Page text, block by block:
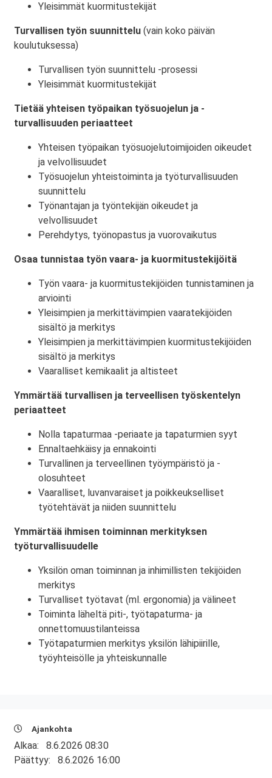
Yleisimmät kuormitustekijät
Turvallisen työn suunnittelu (vain koko päivän
koulutuksessa)
Turvallisen työn suunnittelu -prosessi
Yleisimmät kuormitustekijät
Tietää yhteisen työpaikan työsuojelun ja -
turvallisuuden periaatteet
Yhteisen työpaikan työsuojelutoimijoiden oikeudet
ja velvollisuudet
Työsuojelun yhteistoiminta ja työturvallisuuden
suunnittelu
Työnantajan ja työntekijän oikeudet ja
velvollisuudet
Perehdytys, työnopastus ja vuorovaikutus
Osaa tunnistaa työn vaara- ja kuormitustekijöitä
Työn vaara- ja kuormitustekijöiden tunnistaminen ja
arviointi
Yleisimpien ja merkittävimpien vaaratekijöiden
sisältö ja merkitys
Yleisimpien ja merkittävimpien kuormitustekijöiden
sisältö ja merkitys
Vaaralliset kemikaalit ja altisteet
Ymmärtää turvallisen ja terveellisen työskentelyn
periaatteet
Nolla tapaturmaa -periaate ja tapaturmien syyt
Ennaltaehkäisy ja ennakointi
Turvallinen ja terveellinen työympäristö ja -
olosuhteet
Vaaralliset, luvanvaraiset ja poikkeukselliset
työtehtävät ja niiden suunnittelu
Ymmärtää ihmisen toiminnan merkityksen
työturvallisuudelle
Yksilön oman toiminnan ja inhimillisten tekijöiden
merkitys
Turvalliset työtavat (ml. ergonomia) ja välineet
Toiminta läheltä piti-, työtapaturma- ja
onnettomuustilanteissa
Työtapaturmien merkitys yksilön lähipiirille,
työyhteisölle ja yhteiskunnalle
Ajankohta
Alkaa: 8.6.2026 08:30
Päättyy: 8.6.2026 16:00